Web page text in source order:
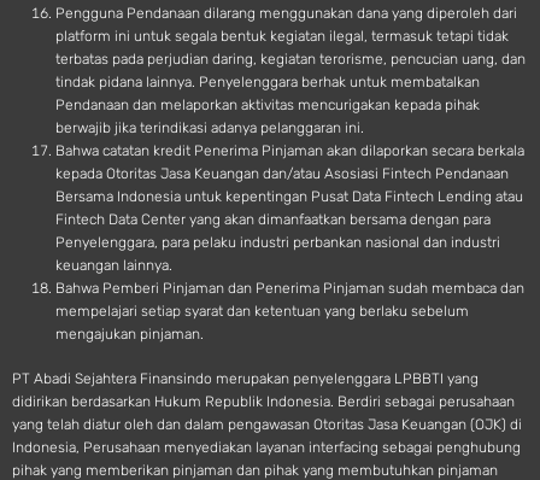
Pengguna Pendanaan dilarang menggunakan dana yang diperoleh dari
platform ini untuk segala bentuk kegiatan ilegal, termasuk tetapi tidak
terbatas pada perjudian daring, kegiatan terorisme, pencucian uang, dan
tindak pidana lainnya. Penyelenggara berhak untuk membatalkan
Pendanaan dan melaporkan aktivitas mencurigakan kepada pihak
berwajib jika terindikasi adanya pelanggaran ini.
Bahwa catatan kredit Penerima Pinjaman akan dilaporkan secara berkala
kepada Otoritas Jasa Keuangan dan/atau Asosiasi Fintech Pendanaan
Bersama Indonesia untuk kepentingan Pusat Data Fintech Lending atau
Fintech Data Center yang akan dimanfaatkan bersama dengan para
Penyelenggara, para pelaku industri perbankan nasional dan industri
keuangan lainnya.
Bahwa Pemberi Pinjaman dan Penerima Pinjaman sudah membaca dan
mempelajari setiap syarat dan ketentuan yang berlaku sebelum
mengajukan pinjaman.
PT Abadi Sejahtera Finansindo merupakan penyelenggara LPBBTI yang
didirikan berdasarkan Hukum Republik Indonesia. Berdiri sebagai perusahaan
yang telah diatur oleh dan dalam pengawasan Otoritas Jasa Keuangan (OJK) di
Indonesia, Perusahaan menyediakan layanan interfacing sebagai penghubung
pihak yang memberikan pinjaman dan pihak yang membutuhkan pinjaman